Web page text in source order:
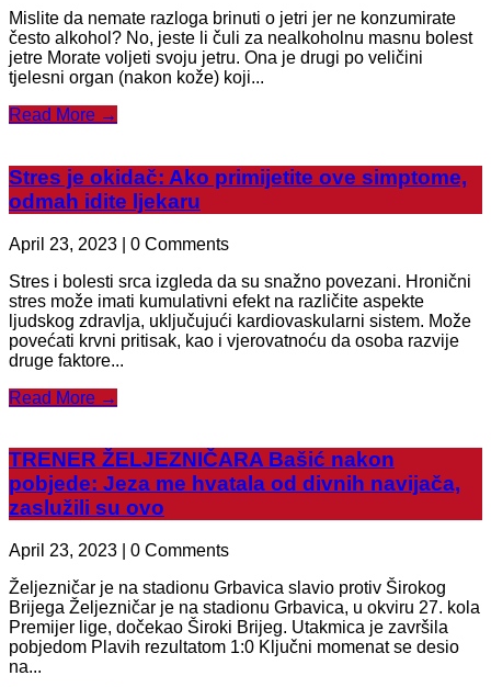
Mislite da nemate razloga brinuti o jetri jer ne konzumirate
često alkohol? No, jeste li čuli za nealkoholnu masnu bolest
jetre Morate voljeti svoju jetru. Ona je drugi po veličini
tjelesni organ (nakon kože) koji...
Read More →
Stres je okidač: Ako primijetite ove simptome,
odmah idite ljekaru
April 23, 2023 | 0 Comments
Stres i bolesti srca izgleda da su snažno povezani. Hronični
stres može imati kumulativni efekt na različite aspekte
ljudskog zdravlja, uključujući kardiovaskularni sistem. Može
povećati krvni pritisak, kao i vjerovatnoću da osoba razvije
druge faktore...
Read More →
TRENER ŽELJEZNIČARA Bašić nakon
pobjede: Jeza me hvatala od divnih navijača,
zaslužili su ovo
April 23, 2023 | 0 Comments
Željezničar je na stadionu Grbavica slavio protiv Širokog
Brijega Željezničar je na stadionu Grbavica, u okviru 27. kola
Premijer lige, dočekao Široki Brijeg. Utakmica je završila
pobjedom Plavih rezultatom 1:0 Ključni momenat se desio
na...